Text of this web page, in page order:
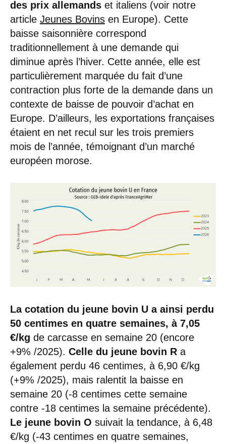
des prix allemands et italiens (voir notre
article Jeunes Bovins en Europe). Cette
baisse saisonnière correspond
traditionnellement à une demande qui
diminue après l’hiver. Cette année, elle est
particulièrement marquée du fait d’une
contraction plus forte de la demande dans un
contexte de baisse de pouvoir d’achat en
Europe. D’ailleurs, les exportations françaises
étaient en net recul sur les trois premiers
mois de l’année, témoignant d’un marché
européen morose.
La cotation du jeune bovin U a ainsi perdu
50 centimes en quatre semaines, à 7,05
€/kg de carcasse en semaine 20 (encore
+9% /2025). Celle du jeune bovin R a
également perdu 46 centimes, à 6,90 €/kg
(+9% /2025), mais ralentit la baisse en
semaine 20 (-8 centimes cette semaine
contre -18 centimes la semaine précédente).
Le jeune bovin O suivait la tendance, à 6,48
€/kg (-43 centimes en quatre semaines,